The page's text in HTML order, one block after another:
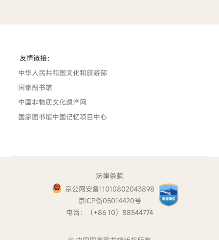
友情链接：
中华人民共和国文化和旅游部
国家图书馆
中国非物质文化遗产网
国家图书馆中国记忆项目中心
法律条款
京公网安备11010802043898
京ICP备05014420号
电话：（+86 10）88544774